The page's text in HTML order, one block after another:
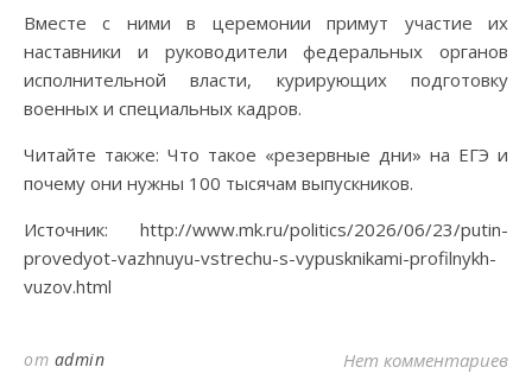
Вместе с ними в церемонии примут участие их
наставники и руководители федеральных органов
исполнительной власти, курирующих подготовку
военных и специальных кадров.
Читайте также: Что такое «резервные дни» на ЕГЭ и
почему они нужны 100 тысячам выпускников.
Источник: http://www.mk.ru/politics/2026/06/23/putin-
provedyot-vazhnuyu-vstrechu-s-vypusknikami-profilnykh-
vuzov.html
от admin Нет комментариев